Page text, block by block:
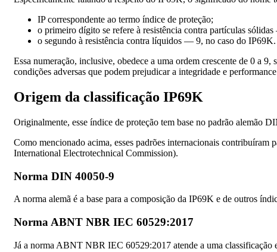
IP correspondente ao termo índice de proteção;
o primeiro dígito se refere à resistência contra partículas
o segundo à resistência contra líquidos — 9, no caso do IP69K.
Essa numeração, inclusive, obedece a uma ordem crescente de 0 a
condições adversas que podem prejudicar a integridade e
Origem da classificação IP69K
Originalmente, esse índice de proteção tem base no padrão alemão
Como mencionado acima, esses padrões internacionais
International Electrotechnical Commission).
Norma DIN 40050-9
A norma alemã é a base para a composição da IP69K e de outros
Norma ABNT NBR IEC 60529:2017
Já a norma ABNT NBR IEC 60529:2017 atende a uma classificação